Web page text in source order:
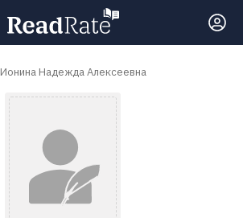
Ионина Надежда Алексеевна